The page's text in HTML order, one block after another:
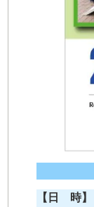
【日 時